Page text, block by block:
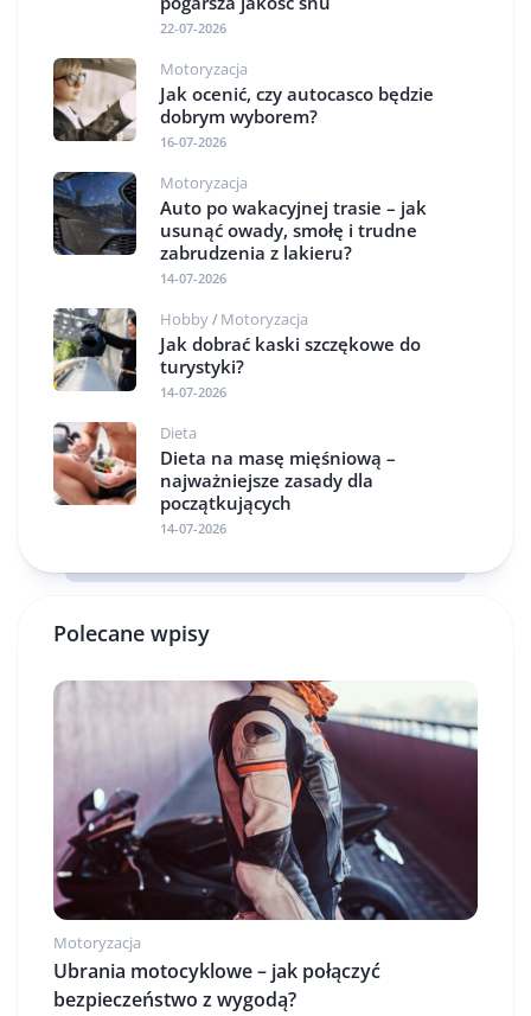
22-07-2026
Motoryzacja
Jak ocenić, czy autocasco będzie
dobrym wyborem?
16-07-2026
Motoryzacja
Auto po wakacyjnej trasie – jak
usunąć owady, smołę i trudne
zabrudzenia z lakieru?
14-07-2026
Hobby/ Motoryzacja
Jak dobrać kaski szczękowe do
turystyki?
14-07-2026
Dieta
Dieta na masę mięśniową –
najważniejsze zasady dla
początkujących
14-07-2026
Polecane wpisy
Motoryzacja
Ubrania motocyklowe – jak połączyć
bezpieczeństwo z wygodą?